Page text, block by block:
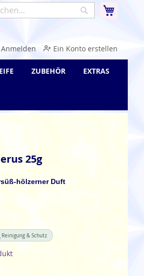
Suche
Anmelden Ein Konto erstellen
25g
hölzerner Duft
Reinigung & Schutz
ZUBEHÖR EXTRAS